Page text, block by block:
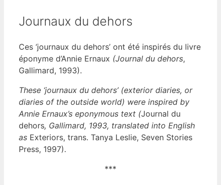
Journaux du dehors
Ces ‘journaux du dehors’ ont été inspirés du livre
éponyme d’Annie Ernaux (Journal du dehors,
Gallimard, 1993).
These ‘journaux du dehors’ (exterior diaries, or
diaries of the outside world) were inspired by
Annie Ernaux’s eponymous text (Journal du
dehors, Gallimard, 1993, translated into English
as Exteriors, trans. Tanya Leslie, Seven Stories
Press, 1997).
***